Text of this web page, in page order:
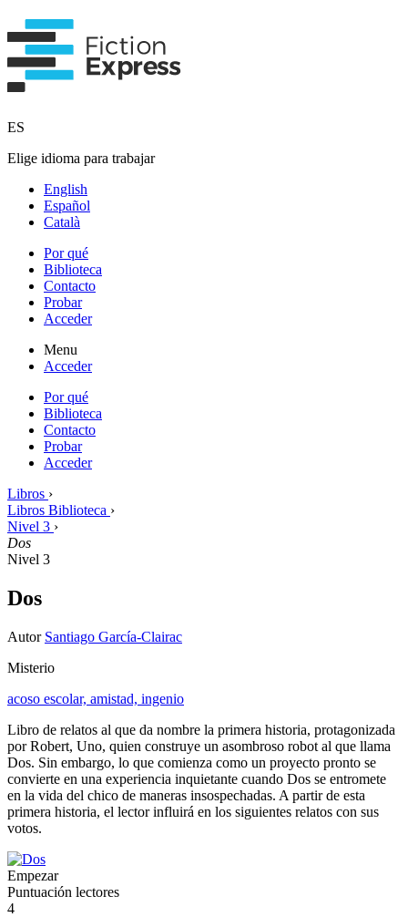
ES
Elige idioma para trabajar
English
Español
Català
Por qué
Biblioteca
Contacto
Probar
Acceder
Menu
Acceder
Por qué
Biblioteca
Contacto
Probar
Acceder
Libros ›
Libros Biblioteca ›
Nivel 3 ›
Dos
Nivel 3
Dos
Autor Santiago García-Clairac
Misterio
acoso escolar, amistad, ingenio
Libro de relatos al que da nombre la primera historia, protagonizada
por Robert, Uno, quien construye un asombroso robot al que llama
Dos. Sin embargo, lo que comienza como un proyecto pronto se
convierte en una experiencia inquietante cuando Dos se entromete
en la vida del chico de maneras insospechadas. A partir de esta
primera historia, el lector influirá en los siguientes relatos con sus
votos.
Empezar
Puntuación lectores
4